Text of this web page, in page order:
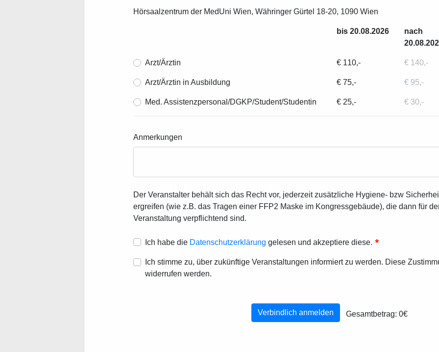
Hörsaalzentrum der MedUni Wien, Währinger Gürtel 18-20, 1090 Wien
bis 20.08.2026
nach
Arzt/Ärztin € 110,- € 140,-
Arzt/Ärztin in Ausbildung € 75,- € 95,-
Med. Assistenzpersonal/DGKP/Student/Studentin € 25,- € 30,-
Anmerkungen
Der Veranstalter behält sich das Recht vor, jederzeit zusätzliche Hygiene- bzw
ergreifen (wie z.B. das Tragen einer FFP2 Maske im Kongressgebäude), die dann für
Veranstaltung verpflichtend sind.
Ich habe die Datenschutzerklärung gelesen und akzeptiere diese. *
Ich stimme zu, über zukünftige Veranstaltungen informiert zu werden. Diese
widerrufen werden.
Verbindlich anmelden Gesamtbetrag: 0€